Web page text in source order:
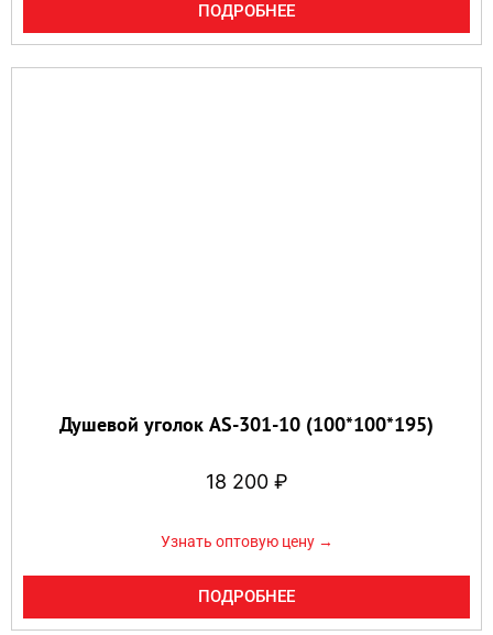
ПОДРОБНЕЕ
Душевой уголок AS-301-10 (100*100*195)
18 200 ₽
Узнать оптовую цену →
ПОДРОБНЕЕ